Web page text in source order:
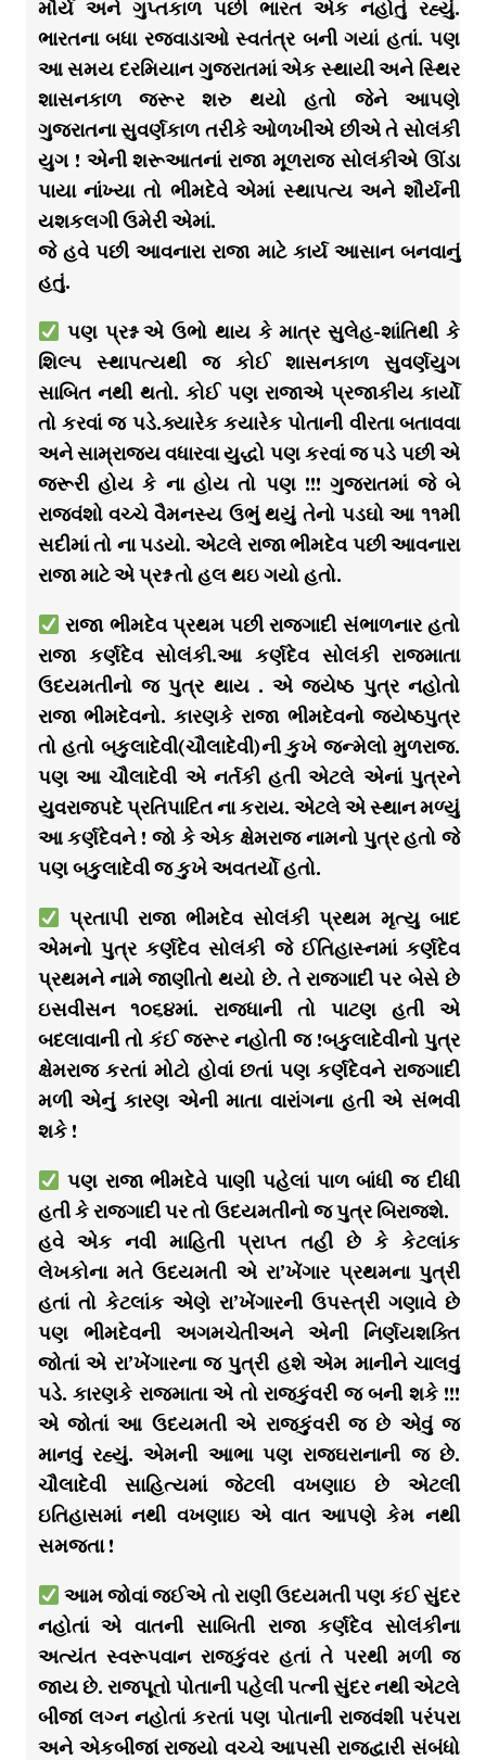
મૌર્ય અને ગુપ્તકાળ પછી ભારત એક નહોતું રહ્યું.
ભારતના બધા રજવાડાઓ સ્વતંત્ર બની ગયાં હતાં. પણ
આ સમય દરમિયાન ગુજરાતમાં એક સ્થાયી અને સ્થિર
શાસનકાળ જરૂર શરુ થયો હતો જેને આપણે
ગુજરાતના સુવર્ણકાળ તરીકે ઓળખીએ છીએ તે સોલંકી
યુગ ! એની શરૂઆતનાં રાજા મૂળરાજ સોલંકીએ ઊંડા
પાયા નાંખ્યા તો ભીમદેવે એમાં સ્થાપત્ય અને શૌર્યની
યશકલગી ઉમેરી એમાં.
જે હવે પછી આવનારા રાજા માટે કાર્ય આસાન બનવાનું
હતું.
પણ પ્રશ્ન એ ઉભો થાય કે માત્ર સુલેહ-શાંતિથી કે
શિલ્પ સ્થાપત્યથી જ કોઈ શાસનકાળ સુવર્ણયુગ
સાબિત નથી થતો. કોઈ પણ રાજાએ પ્રજાકીય કાર્યો
તો કરવાં જ પડે.ક્યારેક કયારેક પોતાની વીરતા બતાવવા
અને સામ્રાજ્ય વધારવા યુદ્ધો પણ કરવાં જ પડે પછી એ
જરૂરી હોય કે ના હોય તો પણ !!! ગુજરાતમાં જે બે
રાજવંશો વચ્ચે વૈમનસ્ય ઉભું થયું તેનો પડઘો આ ૧૧મી
સદીમાં તો ના પડયો. એટલે રાજા ભીમદેવ પછી આવનારા
રાજા માટે એ પ્રશ્ન તો હલ થઇ ગયો હતો.
રાજા ભીમદેવ પ્રથમ પછી રાજગાદી સંભાળનાર હતો
રાજા કર્ણદેવ સોલંકી.આ કર્ણદેવ સોલંકી રાજમાતા
ઉદયમતીનો જ પુત્ર થાય . એ જયેષ્ઠ પુત્ર નહોતો
રાજા ભીમદેવનો. કારણકે રાજા ભીમદેવનો જ્યેષ્ઠપુત્ર
તો હતો બકુલાદેવી(ચૌલાદેવી)ની કુખે જન્મેલો મુળરાજ.
પણ આ ચૌલાદેવી એ નર્તકી હતી એટલે એનાં પુત્રને
યુવરાજપદે પ્રતિપાદિત ના કરાય. એટલે એ સ્થાન મળ્યું
આ કર્ણદેવને ! જો કે એક ક્ષેમરાજ નામનો પુત્ર હતો જે
પણ બકુલાદેવી જ કુખે અવતર્યો હતો.
પ્રતાપી રાજા ભીમદેવ સોલંકી પ્રથમ મૃત્યુ બાદ
એમનો પુત્ર કર્ણદેવ સોલંકી જે ઈતિહાસ્નમાં કર્ણદેવ
પ્રથમને નામે જાણીતો થયો છે. તે રાજગાદી પર બેસે છે
ઇસવીસન ૧૦૬૪માં. રાજધાની તો પાટણ હતી એ
બદલાવાની તો કંઈ જરૂર નહોતી જ !બકુલાદેવીનો પુત્ર
ક્ષેમરાજ કરતાં મોટો હોવાં છતાં પણ કર્ણદેવને રાજગાદી
મળી એનું કારણ એની માતા વારાંગના હતી એ સંભવી
શકે !
પણ રાજા ભીમદેવે પાણી પહેલાં પાળ બાંધી જ દીધી
હતી કે રાજગાદી પર તો ઉદયમતીનો જ પુત્ર બિરાજશે.
હવે એક નવી માહિતી પ્રાપ્ત તહી છે કે કેટલાંક
લેખકોના મતે ઉદયમતી એ રા’ખેંગાર પ્રથમના પુત્રી
હતાં તો કેટલાંક એણે રા’ખેંગારની ઉપસ્ત્રી ગણાવે છે
પણ ભીમદેવની અગમચેતીઅને એની નિર્ણયશક્તિ
જોતાં એ રા’ખેંગારના જ પુત્રી હશે એમ માનીને ચાલવું
પડે. કારણકે રાજમાતા એ તો રાજકુંવરી જ બની શકે !!!
એ જોતાં આ ઉદયમતી એ રાજકુંવરી જ છે એવું જ
માનવું રહ્યું. એમની આભા પણ રાજઘરાનાની જ છે.
ચૌલાદેવી સાહિત્યમાં જેટલી વખણાઇ છે એટલી
ઇતિહાસમાં નથી વખણાઇ એ વાત આપણે કેમ નથી
સમજતા !
આમ જોવાં જઈએ તો રાણી ઉદયમતી પણ કંઈ સુંદર
નહોતાં એ વાતની સાબિતી રાજા કર્ણદેવ સોલંકીના
અત્યંત સ્વરૂપવાન રાજકુંવર હતાં તે પરથી મળી જ
જાય છે. રાજપૂતો પોતાની પહેલી પત્ની સુંદર નથી એટલે
બીજાં લગ્ન નહોતાં કરતાં પણ પોતાની રાજવંશી પરંપરા
અને એકબીજાં રાજ્યો વચ્ચે આપસી રાજદ્વારી સંબંધો